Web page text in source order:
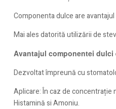
Componenta dulce are
Mai ales datorită utilizării de
Avantajul componentei
Dezvoltat împreună cu
Aplicare: În caz de
Histamină si Amoniu.